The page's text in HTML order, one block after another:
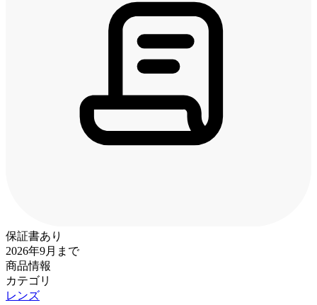
保証書あり
2026年9月まで
商品情報
カテゴリ
レンズ